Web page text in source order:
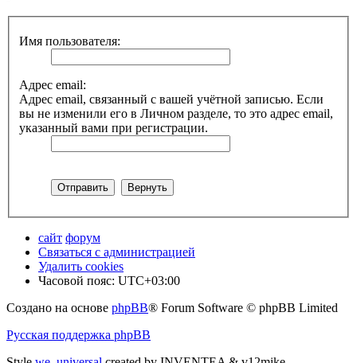
Имя пользователя:
Адрес email:
Адрес email, связанный с вашей учётной записью. Если
вы не изменили его в Личном разделе, то это адрес email,
указанный вами при регистрации.
сайт форум
Связаться с администрацией
Удалить cookies
Часовой пояс: UTC+03:00
Создано на основе phpBB® Forum Software © phpBB Limited
Русская поддержка phpBB